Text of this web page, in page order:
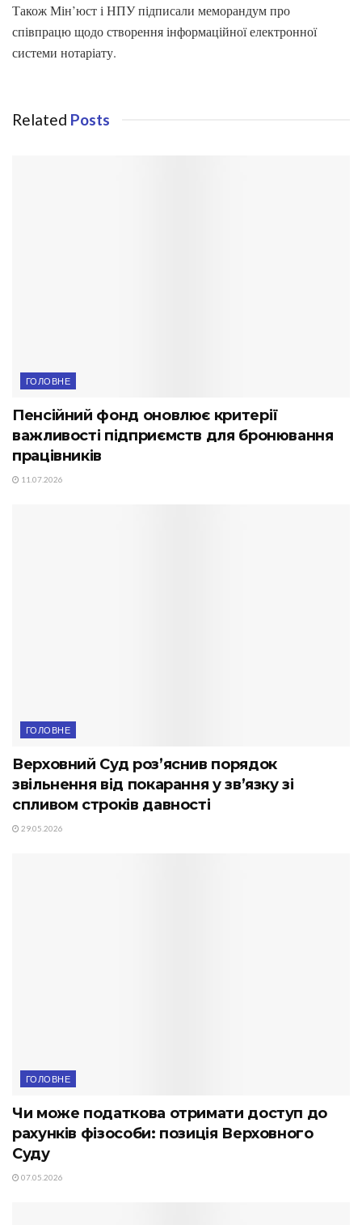
Також Мін’юст і НПУ підписали меморандум про
співпрацю щодо створення інформаційної електронної
системи нотаріату.
Related Posts
ГОЛОВНЕ
Пенсійний фонд оновлює критерії
важливості підприємств для бронювання
працівників
11.07.2026
ГОЛОВНЕ
Верховний Суд роз’яснив порядок
звільнення від покарання у зв’язку зі
спливом строків давності
29.05.2026
ГОЛОВНЕ
Чи може податкова отримати доступ до
рахунків фізособи: позиція Верховного
Суду
07.05.2026